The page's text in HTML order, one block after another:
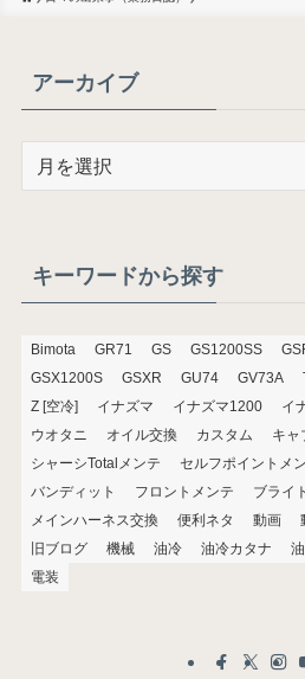
アーカイブ
ブキーワードから探す
Bimota GR71 GS GS1200SS
GSX1200S
GSXR GU74 GV73A
Z [空冷]
イナズマ イナズマ1200
イ
ウオタニ
オイル交換 カスタム キャ
シャーシTotalメンテ
セルフポイントメ
バンディット
フロントメンテ ブライ
メインハーネス交換
便利ネタ 動画
旧ブログ
機械 油冷 油冷カタナ
電装